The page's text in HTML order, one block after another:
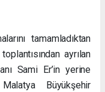
tamamladıktan
ayrılan
Sami Er’in yerine
Büyükşehir